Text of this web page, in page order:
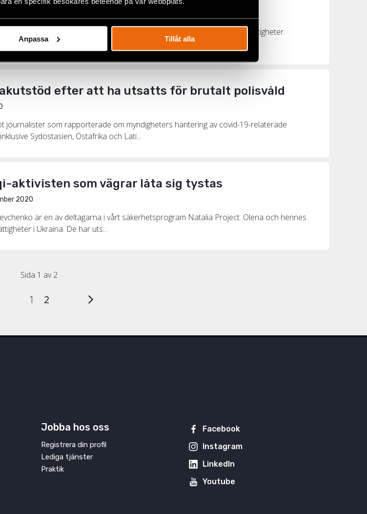
Anpassa Tillåt alla
och på många håll blir det allt farligare att stå upp för mänskliga rättigheter.
i frontlinjen och kräver förändri...
efter att ha utsatts för brutalt polisvåld
journalister som rapporterade om myndigheters hantering av covid-19-relaterade
Sydostasien, Östafrika och Lati...
aktivisten som vägrar låta sig tystas
2020
är en av deltagarna i vårt säkerhetsprogram Natalia Project. Olena och hennes
i Ukraina. De har uts...
Sida 1 av 2
1 2
Jobba hos oss
Registrera din profil
Lediga tjänster
Praktik
Facebook
Instagram
LinkedIn
Youtube